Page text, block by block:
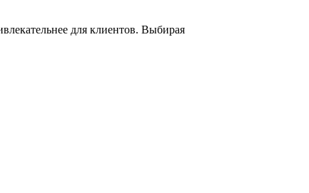
для клиентов. Выбирая